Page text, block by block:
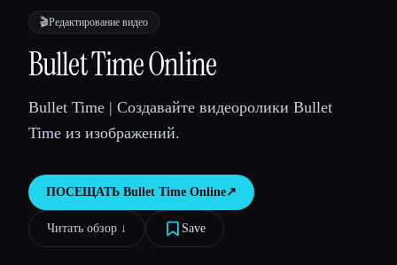
💻 Разработчики
🎓Студенты
Блог
🎬Редактирование видео
Bullet Time Online
Bullet Time | Создавайте видеоролики Bullet
Time из изображений.
ПОСЕЩАТЬ Bullet Time Online↗︎
Читать обзор ↓︎ Save